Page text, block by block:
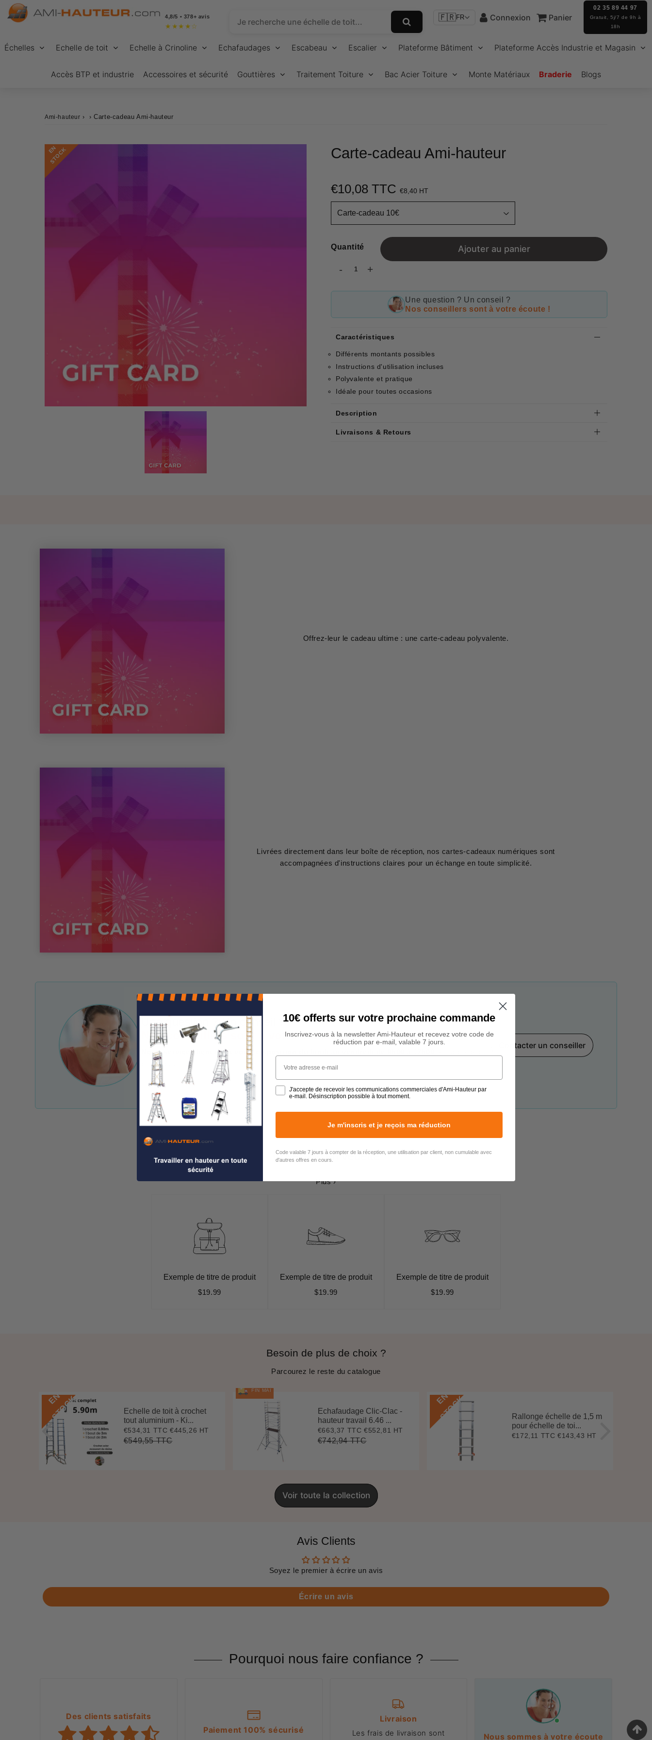
4,8/5 • 378+ avis
★ ★ ★ ★ ☆
🇫🇷FR Connexion Panier
02 35 89 44 97
Gratuit, 5j/7 de 9h à
18h
Échelles Echelle de toit Echelle à Crinoline Echafaudages Escabeau Escalier Plateforme Bâtiment Plateforme Accès Industrie et Magasin
Accès BTP et industrie Accessoires et sécurité Gouttières Traitement Toiture Bac Acier Toiture Monte Matériaux Braderie Blogs
Ami-hauteur › › Carte-cadeau Ami-hauteur
E
N
S
T
O
C
K Carte-cadeau Ami-hauteur
€10,08 TTC €8,40 HT
price
Quantité
- +
Ajouter au panier
Une question ? Un conseil ?
Nos conseillers sont à votre écoute !
Caractéristiques
Différents montants possibles
Instructions d'utilisation incluses
Polyvalente et pratique
Idéale pour toutes occasions
Description
Livraisons & Retours
Offrez-leur le cadeau ultime : une carte-cadeau polyvalente.
Livrées directement dans leur boîte de réception, nos cartes-cadeaux numériques sont
accompagnées d'instructions claires pour un échange en toute simplicité.
Une question ? Un conseil ?
Nos conseillers sont à votre écoute !
Notre service client est à votre disposition du lundi au vendredi de 9h00 à 17h00
e-mail et chat.
Contacter un conseiller
Collection en vedette
Plus ›
Exemple de titre de produit
$19.99
Exemple de titre de produit
$19.99
Exemple de titre de produit
$19.99
Besoin de plus de choix ?
Parcourez le reste du catalogue
E
N
S
T
O
C
K
Echelle de toit à crochet
tout aluminium - Ki...
Prix
réduit
€534,31 TTC €534,31
€445,26 HT
Prix
€549,55 TTC€549,55
FIN MAI
Echafaudage Clic-Clac -
hauteur travail 6.46 ...
Prix
réduit
€663,37 TTC €663,37
€552,81 HT
Prix
€742,94 TTC€742,94
E
N
S
T
O
C
K
Rallonge échelle de 1,5 m
pour échelle de toi...
Prix
€172,11 TTC €172,11
€143,43 HT
Voir toute la collection
Avis Clients
Soyez le premier à écrire un avis
Écrire un avis
Pourquoi nous faire confiance ?
Des clients satisfaits
Paiement 100% sécurisé
Livraison
Les frais de livraison sont Nous sommes à votre écoute
10€ offerts sur votre prochaine commande
Inscrivez-vous à la newsletter Ami-Hauteur et recevez votre code de
réduction par e-mail, valable 7 jours.
Votre adresse e-mail
J'accepte de recevoir les communications commerciales d'Ami-Hauteur par
e-mail. Désinscription possible à tout moment.
Je m'inscris et je reçois ma réduction
Code valable 7 jours à compter de la réception, une utilisation par client, non cumulable avec
d'autres offres en cours.